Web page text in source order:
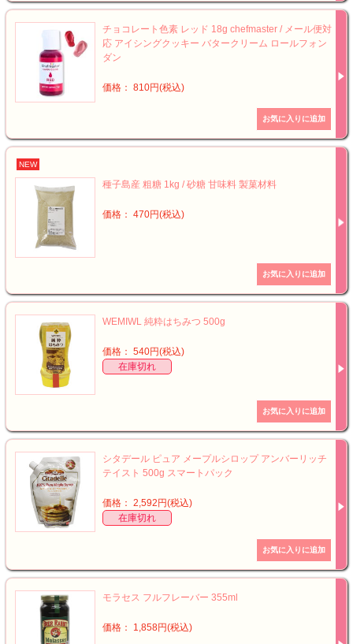
チョコレート色素 レッド 18g chefmaster / メール便対
応 アイシングクッキー バタークリーム ロールフォン
ダン
価格： 810円(税込)
NEW
種子島産 粗糖 1kg / 砂糖 甘味料 製菓材料
価格： 470円(税込)
WEMIWL 純粋はちみつ 500g
価格： 540円(税込)
在庫切れ
シタデール ピュア メープルシロップ アンバーリッチ
テイスト 500g スマートパック
価格： 2,592円(税込)
在庫切れ
モラセス フルフレーバー 355ml
価格： 1,858円(税込)